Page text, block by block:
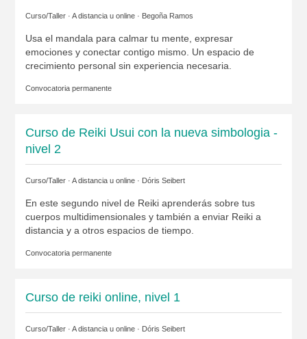
Curso/Taller · A distancia u online · Begoña Ramos
Usa el mandala para calmar tu mente, expresar
emociones y conectar contigo mismo. Un espacio de
crecimiento personal sin experiencia necesaria.
Convocatoria permanente
Curso de Reiki Usui con la nueva simbologia -
nivel 2
Curso/Taller · A distancia u online · Dóris Seibert
En este segundo nivel de Reiki aprenderás sobre tus
cuerpos multidimensionales y también a enviar Reiki a
distancia y a otros espacios de tiempo.
Convocatoria permanente
Curso de reiki online, nivel 1
Curso/Taller · A distancia u online · Dóris Seibert